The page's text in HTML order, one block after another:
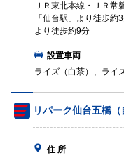
ＪＲ東北本線・ＪＲ常
「仙台駅」より徒歩約
より徒歩約9分
設置車両
ライズ（白茶）、ライ
リパーク仙台五橋（
住 所